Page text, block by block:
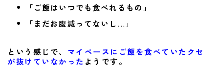
「ご飯はいつでも食べれるもの」
「まだお腹減ってないし…」
という感じで、 マイペースにご飯を食べていたクセ
が抜けていなかった ようです。